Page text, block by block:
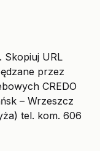
Skopiuj URL
przez
CREDO
– Wrzeszcz
tel. kom. 606